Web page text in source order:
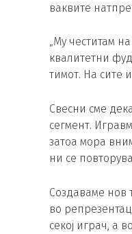
ваквите
„Му честитам
квалитетни
тимот. На сите
Свесни сме
сегмент.
затоа мора
ни се
Создаваме нов
во
секој играч, а